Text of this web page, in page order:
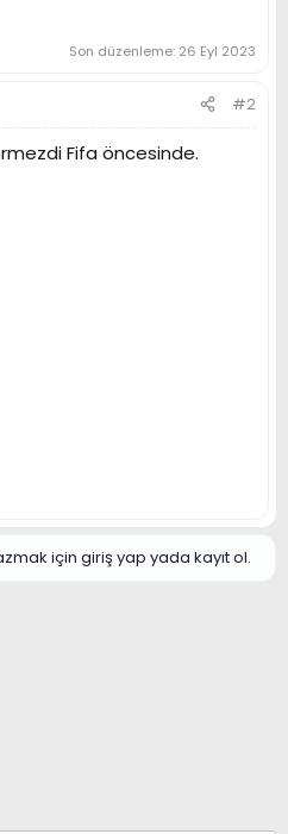
Son düzenleme: 26 Eyl 2023
#2
Fifa öncesinde.
için giriş yap yada kayıt ol.